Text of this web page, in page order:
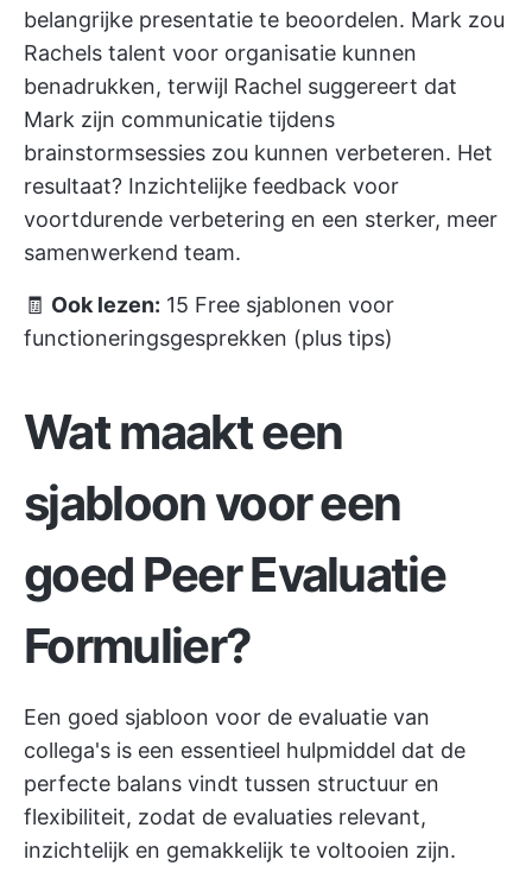
belangrijke presentatie te beoordelen. Mark zou
Rachels talent voor organisatie kunnen
benadrukken, terwijl Rachel suggereert dat
Mark zijn communicatie tijdens
brainstormsessies zou kunnen verbeteren. Het
resultaat? Inzichtelijke feedback voor
voortdurende verbetering en een sterker, meer
samenwerkend team.
🧾 Ook lezen: 15 Free sjablonen voor
functioneringsgesprekken (plus tips)
Wat maakt een
sjabloon voor een
goed Peer Evaluatie
Formulier?
Een goed sjabloon voor de evaluatie van
collega's is een essentieel hulpmiddel dat de
perfecte balans vindt tussen structuur en
flexibiliteit, zodat de evaluaties relevant,
inzichtelijk en gemakkelijk te voltooien zijn.